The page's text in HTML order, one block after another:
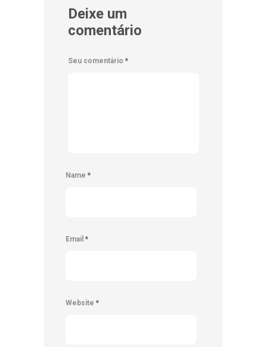
Deixe um
comentário
Seu comentário *
Name *
Email *
Website *